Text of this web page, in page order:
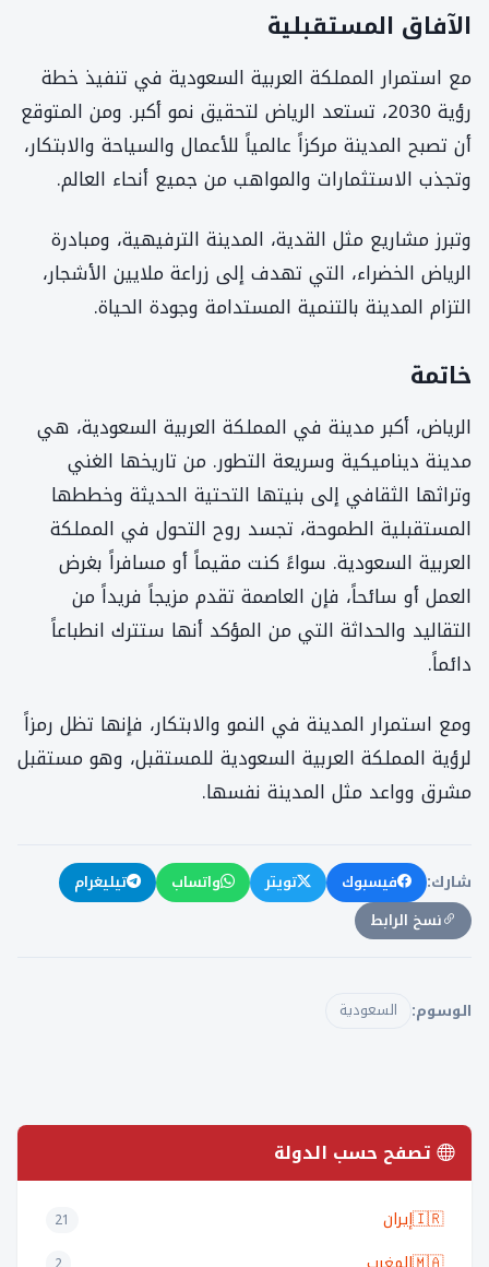
الآفاق المستقبلية
مع استمرار المملكة العربية السعودية في تنفيذ خطة
رؤية 2030، تستعد الرياض لتحقيق نمو أكبر. ومن المتوقع
أن تصبح المدينة مركزاً عالمياً للأعمال والسياحة والابتكار،
وتجذب الاستثمارات والمواهب من جميع أنحاء العالم.
وتبرز مشاريع مثل القدية، المدينة الترفيهية، ومبادرة
الرياض الخضراء، التي تهدف إلى زراعة ملايين الأشجار،
التزام المدينة بالتنمية المستدامة وجودة الحياة.
خاتمة
الرياض، أكبر مدينة في المملكة العربية السعودية، هي
مدينة ديناميكية وسريعة التطور. من تاريخها الغني
وتراثها الثقافي إلى بنيتها التحتية الحديثة وخططها
المستقبلية الطموحة، تجسد روح التحول في المملكة
العربية السعودية. سواءً كنت مقيماً أو مسافراً بغرض
العمل أو سائحاً، فإن العاصمة تقدم مزيجاً فريداً من
التقاليد والحداثة التي من المؤكد أنها ستترك انطباعاً
دائماً.
ومع استمرار المدينة في النمو والابتكار، فإنها تظل رمزاً
لرؤية المملكة العربية السعودية للمستقبل، وهو مستقبل
مشرق وواعد مثل المدينة نفسها.
شارك: فيسبوك تويتر واتساب
تيليغرام
نسخ الرابط
الوسوم: السعودية
تصفح حسب الدولة
🇮🇷إيران 21